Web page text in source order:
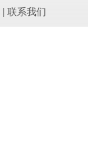
联系我们